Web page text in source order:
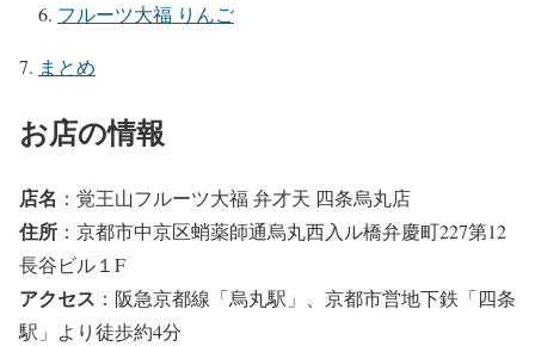
フルーツ大福 りんご
まとめ
お店の情報
店名 ：覚王山フルーツ大福 弁才天 四条烏丸店
住所 ：京都市中京区蛸薬師通烏丸西入ル橋弁慶町227第12
長谷ビル１F
アクセス ：阪急京都線「烏丸駅」、京都市営地下鉄「四条
駅」より徒歩約4分